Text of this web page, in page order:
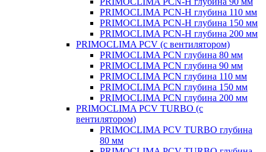
PRIMOCLIMA PCN-H глубина 110 мм
PRIMOCLIMA PCN-H глубина 150 мм
PRIMOCLIMA PCN-H глубина 200 мм
PRIMOCLIMA PCV (c вентилятором)
PRIMOCLIMA PCN глубина 80 мм
PRIMOCLIMA PCN глубина 90 мм
PRIMOCLIMA PCN глубина 110 мм
PRIMOCLIMA PCN глубина 150 мм
PRIMOCLIMA PCN глубина 200 мм
PRIMOCLIMA PCV TURBO (c
вентилятором)
PRIMOCLIMA PCV TURBO глубина
80 мм